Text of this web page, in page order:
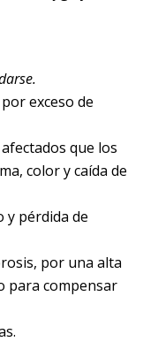
exceso de
que los
color y caída de
y pérdida de
por una alta
para compensar